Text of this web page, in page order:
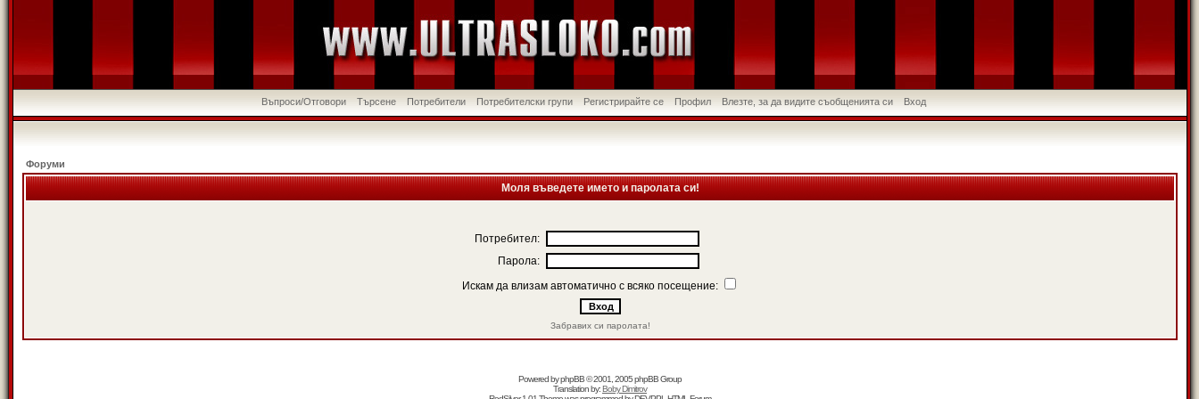
Въпроси/Отговори Търсене Потребители Потребителски групи Регистрирайте се Профил Влезте, за да видите съобщенията си Вход
Форуми
Моля въведете името и паролата си!
Потребител:
Парола:
Искам да влизам автоматично с всяко посещение:
Забравих си паролата!
Powered byphpBB© 2001, 2005 phpBB Group
Translation by:Boby Dimitrov